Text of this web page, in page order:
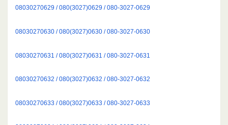
08030270629 / 080(3027)0629 / 080-3027-0629
08030270630 / 080(3027)0630 / 080-3027-0630
08030270631 / 080(3027)0631 / 080-3027-0631
08030270632 / 080(3027)0632 / 080-3027-0632
08030270633 / 080(3027)0633 / 080-3027-0633